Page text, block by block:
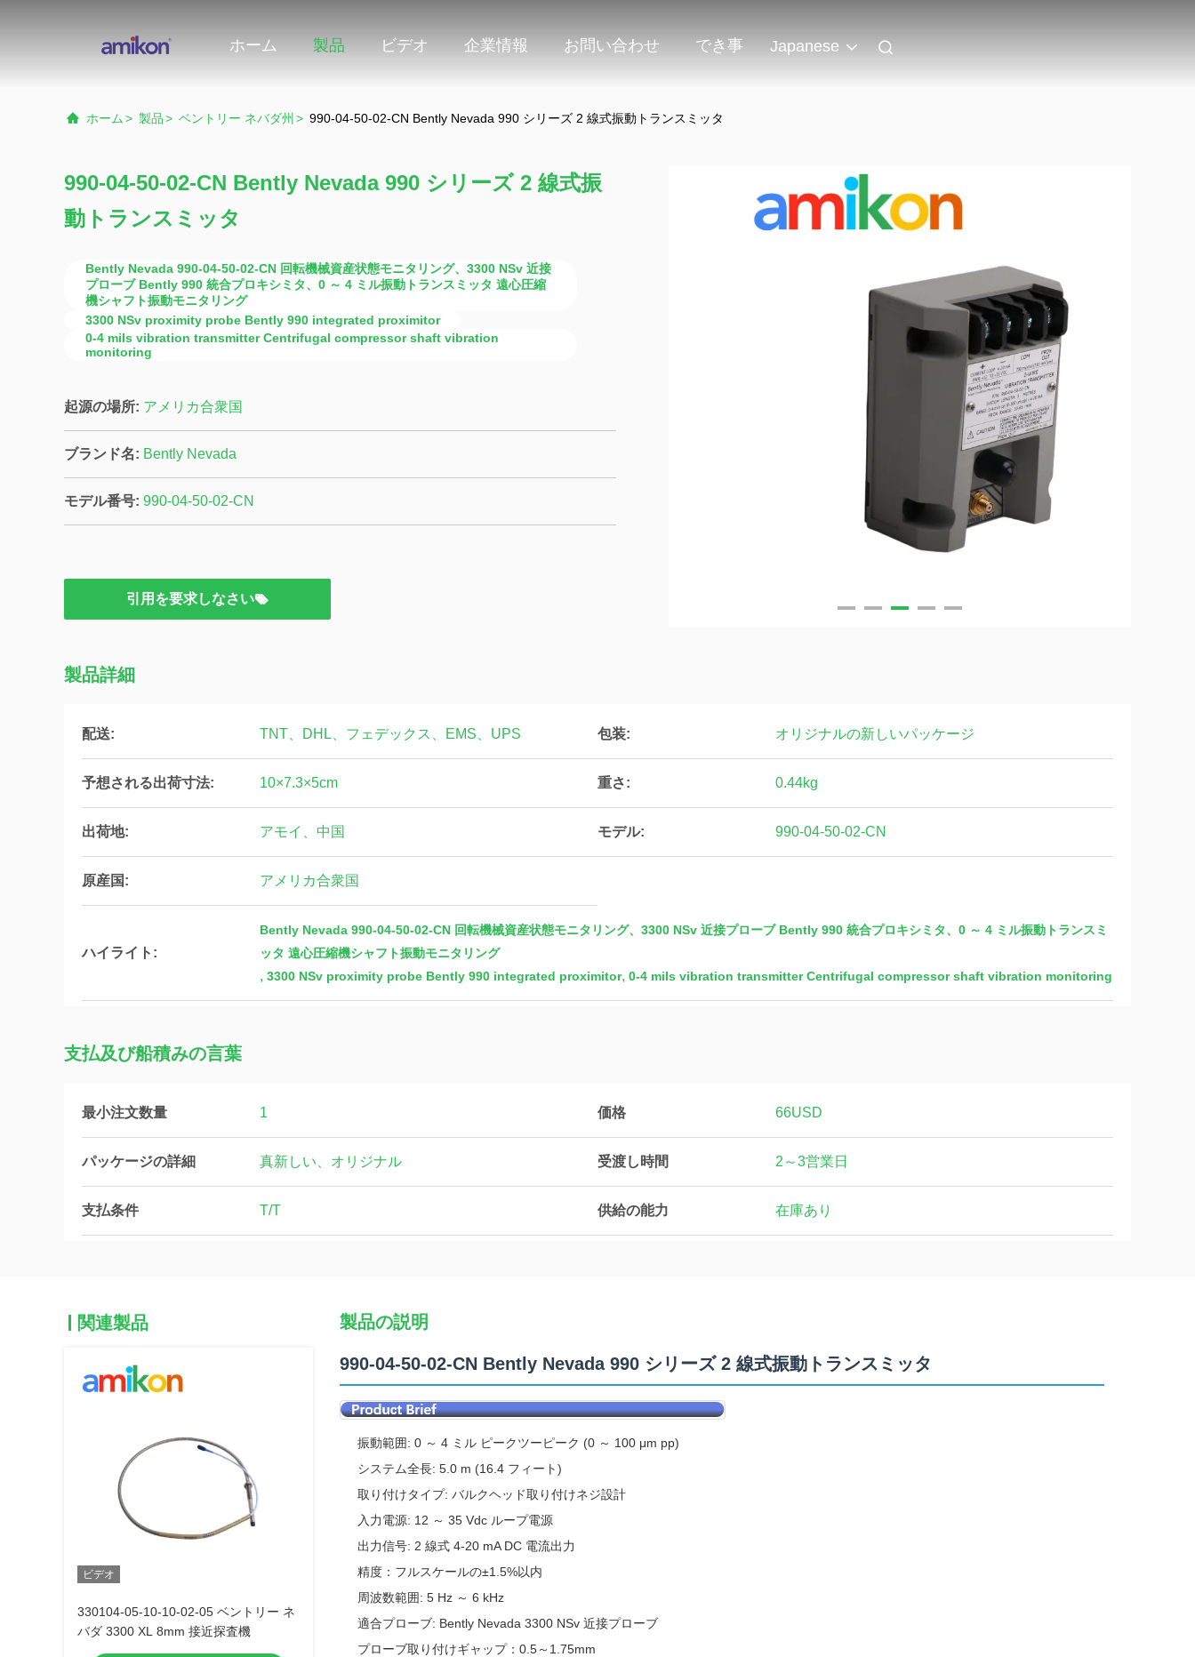
ホーム 製品 ビデオ 企業情報 お問い合わせ でき事 Japanese
ホーム > 製品> ベントリー ネバダ州 > 990-04-50-02-CN Bently Nevada 990 シリーズ 2 線式振動トランスミッタ
990-04-50-02-CN Bently Nevada 990 シリーズ 2 線式振
動トランスミッタ
Bently Nevada 990-04-50-02-CN 回転機械資産状態モニタリング、3300 NSv 近接
プローブ Bently 990 統合プロキシミタ、0 ～ 4 ミル振動トランスミッタ 遠心圧縮
機シャフト振動モニタリング
3300 NSv proximity probe Bently 990 integrated proximitor
0-4 mils vibration transmitter Centrifugal compressor shaft vibration
monitoring
起源の場所: アメリカ合衆国
ブランド名: Bently Nevada
モデル番号: 990-04-50-02-CN
引用を要求しなさい
製品詳細
配送: TNT、DHL、フェデックス、EMS、UPS 包装: オリジナルの新しいパッケージ
予想される出荷寸法: 10×7.3×5cm 重さ: 0.44kg
出荷地: アモイ、中国 モデル: 990-04-50-02-CN
原産国: アメリカ合衆国
ハイライト:
Bently Nevada 990-04-50-02-CN 回転機械資産状態モニタリング、3300 NSv 近接プローブ Bently 990 統合プロキシミタ、0 ～ 4 ミル振動トランスミ
ッタ 遠心圧縮機シャフト振動モニタリング
, 3300 NSv proximity probe Bently 990 integrated proximitor, 0-4 mils vibration transmitter Centrifugal compressor shaft vibration monitoring
支払及び船積みの言葉
最小注文数量 1 価格 66USD
パッケージの詳細 真新しい、オリジナル 受渡し時間 2～3営業日
支払条件 T/T 供給の能力 在庫あり
関連製品
ビデオ
330104-05-10-10-02-05 ベントリー ネ
バダ 3300 XL 8mm 接近探査機
製品の説明
990-04-50-02-CN Bently Nevada 990 シリーズ 2 線式振動トランスミッタ
振動範囲: 0 ～ 4 ミル ピークツーピーク (0 ～ 100 μm pp)
システム全長: 5.0 m (16.4 フィート)
取り付けタイプ: バルクヘッド取り付けネジ設計
入力電源: 12 ～ 35 Vdc ループ電源
出力信号: 2 線式 4-20 mA DC 電流出力
精度：フルスケールの±1.5%以内
周波数範囲: 5 Hz ～ 6 kHz
適合プローブ: Bently Nevada 3300 NSv 近接プローブ
プローブ取り付けギャップ：0.5～1.75mm